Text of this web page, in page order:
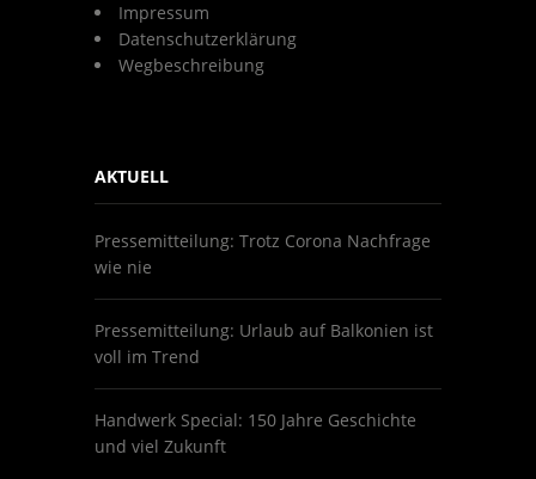
Impressum
Datenschutzerklärung
Wegbeschreibung
AKTUELL
Pressemitteilung: Trotz Corona Nachfrage
wie nie
Pressemitteilung: Urlaub auf Balkonien ist
voll im Trend
Handwerk Special: 150 Jahre Geschichte
und viel Zukunft